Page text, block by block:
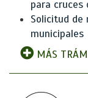
para cruces
Solicitud
municipales
MÁS